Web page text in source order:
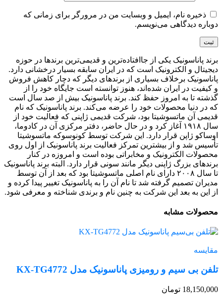
ذخیره نام، ایمیل و وبسایت من در مرورگر برای زمانی که
دوباره دیدگاهی می‌نویسم.
برند پاناسونیک یکی از جاافتاده‌ترین و قدیمی‌ترین برندها در حوزه
دیجیتال و الکترونیک است که در ایران سابقه بسیار درخشانی دارد.
پاناسونیک برخلاف بسیاری از برندهای دیگر که دچار کاهش فروش
و کیفیت در ایران شده‌اند، هنوز توانسته است جایگاه خود را از
گذشته تا به امروز حفظ کند. برند پاناسونیک بیش از صد سال است
که در دنیا محصولات خود را عرضه می‌کند. برند پاناسونیک که نام
قدیمی آن ماتسوشیتا بود، شرکت قدیمی ژاپنی که فعالیت خود از
سال ۱۹۱۸ آغاز کرد و در حال حاضر، دفتر مرکزی آن در کادوما،
اوساکو ژاپن قرار دارد. این شرکت توسط کونوسوکه ماتسوشیتا
تأسیس شد و از بیشترین تمرکز فعالیت برند پاناسونیک از اول روی
محصولات الکترونیک و مخابراتی بوده است و امروزه در کنار
برندهای بزرگ ژاپنی دیگر مانند سونی قرار دارد. البته برند پاناسونیک
تا سال ۲۰۰۸ دارای نام اصلی ماتسوشیتا بود که بعد از آن توسط
مدیران تصمیم گرفته شد تا نام آن را به پاناسونیک تغییر پیدا کرده و
از این به بعد این شرکت به چنین نام و برندی شناخته و معرفی شود.
محصولات مشابه
مقایسه
تلفن بی سیم و رومیزی پاناسونیک مدل KX-TG4772
18,150,000 تومان